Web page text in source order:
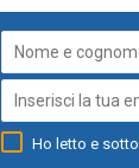
Ho letto e